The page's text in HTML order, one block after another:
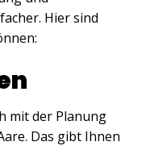
Hier sind
mit der Planung
Das gibt Ihnen